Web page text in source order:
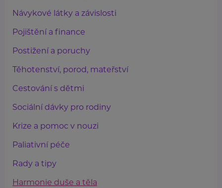
Návykové látky a závislosti
Pojištění a finance
Postižení a poruchy
Těhotenství, porod, mateřství
Cestování s dětmi
Sociální dávky pro rodiny
Krize a pomoc v nouzi
Paliativní péče
Rady a tipy
Harmonie duše a těla